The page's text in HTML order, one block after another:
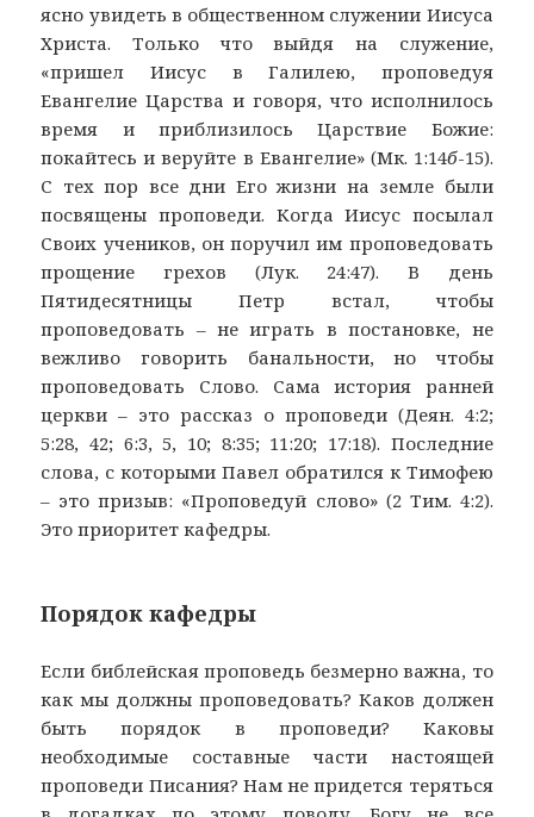
ясно увидеть в общественном служении Иисуса
Христа. Только что выйдя на служение,
«пришел Иисус в Галилею, проповедуя
Евангелие Царства и говоря, что исполнилось
время и приблизилось Царствие Божие:
покайтесь и веруйте в Евангелие» (Мк. 1:14б-15).
С тех пор все дни Его жизни на земле были
посвящены проповеди. Когда Иисус посылал
Своих учеников, он поручил им проповедовать
прощение грехов (Лук. 24:47). В день
Пятидесятницы Петр встал, чтобы
проповедовать – не играть в постановке, не
вежливо говорить банальности, но чтобы
проповедовать Слово. Сама история ранней
церкви – это рассказ о проповеди (Деян. 4:2;
5:28, 42; 6:3, 5, 10; 8:35; 11:20; 17:18). Последние
слова, с которыми Павел обратился к Тимофею
– это призыв: «Проповедуй слово» (2 Тим. 4:2).
Это приоритет кафедры.
Порядок кафедры
Если библейская проповедь безмерно важна, то
как мы должны проповедовать? Каков должен
быть порядок в проповеди? Каковы
необходимые составные части настоящей
проповеди Писания? Нам не придется теряться